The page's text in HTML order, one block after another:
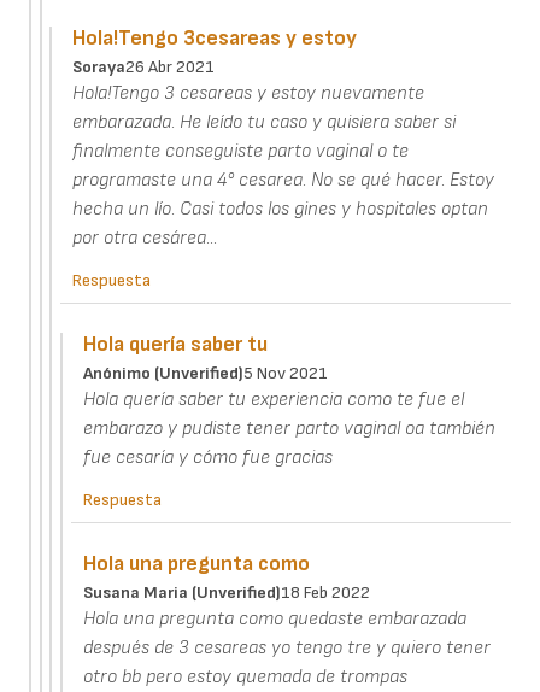
Hola!Tengo 3cesareas y estoy
Soraya26 Abr 2021
Hola!Tengo 3 cesareas y estoy nuevamente
embarazada. He leído tu caso y quisiera saber si
finalmente conseguiste parto vaginal o te
programaste una 4° cesarea. No se qué hacer. Estoy
hecha un lío. Casi todos los gines y hospitales optan
por otra cesárea...
Respuesta
Hola quería saber tu
Anónimo (unverified)5 Nov 2021
Hola quería saber tu experiencia como te fue el
embarazo y pudiste tener parto vaginal oa también
fue cesaría y cómo fue gracias
Respuesta
Hola una pregunta como
Susana Maria (unverified)18 Feb 2022
Hola una pregunta como quedaste embarazada
después de 3 cesareas yo tengo tre y quiero tener
otro bb pero estoy quemada de trompas